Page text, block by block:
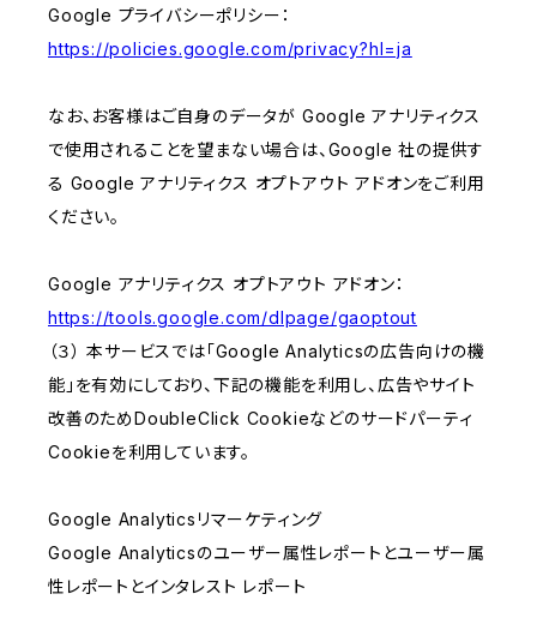
Google プライバシーポリシー：
https://policies.google.com/privacy?hl=ja
なお、お客様はご自身のデータが Google アナリティクス
で使用されることを望まない場合は、Google 社の提供す
る Google アナリティクス オプトアウト アドオンをご利用
ください。
Google アナリティクス オプトアウト アドオン：
https://tools.google.com/dlpage/gaoptout
（３） 本サービスでは「Google Analyticsの広告向けの機
能」を有効にしており、下記の機能を利用し、広告やサイト
改善のためDoubleClick Cookieなどのサードパーティ
Cookieを利用しています。
Google Analyticsリマーケティング
Google Analyticsのユーザー属性レポートとユーザー属
性レポートとインタレスト レポート